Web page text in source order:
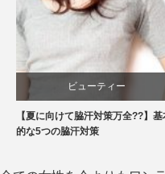
ビューティー
【夏に向けて脇汗対策万全??】基
的な5つの脇汗対策